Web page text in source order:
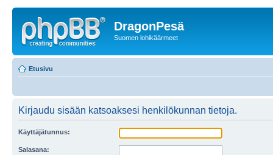
DragonPesä
Suomen lohikäärmeet
Etusivu
Kirjaudu sisään katsoaksesi henkilökunnan tietoja.
Käyttäjätunnus:
Salasana: